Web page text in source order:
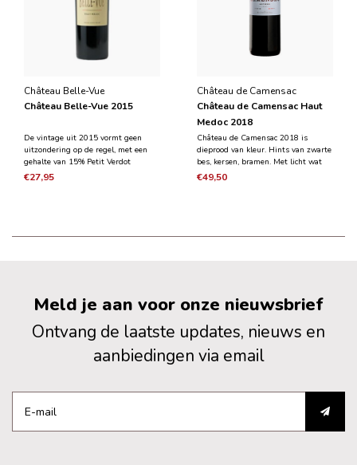
Château Belle-Vue
Château Belle-Vue 2015
De vintage uit 2015 vormt geen
uitzondering op de regel, met een
gehalte van 15% Petit Verdot
gecombineerd met 50% Cabernet
€27,95
Château de Camensac
Château de Camensac Haut
Medoc 2018
Château de Camensac 2018 is
dieprood van kleur. Hints van zwarte
bes, kersen, bramen. Met licht wat
peper en hout.
€49,50
Meld je aan voor onze nieuwsbrief
Ontvang de laatste updates, nieuws en
aanbiedingen via email